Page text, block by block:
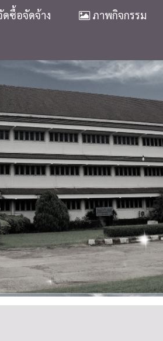
ดซื้อจัดจ้าง ภาพกิจกรรม